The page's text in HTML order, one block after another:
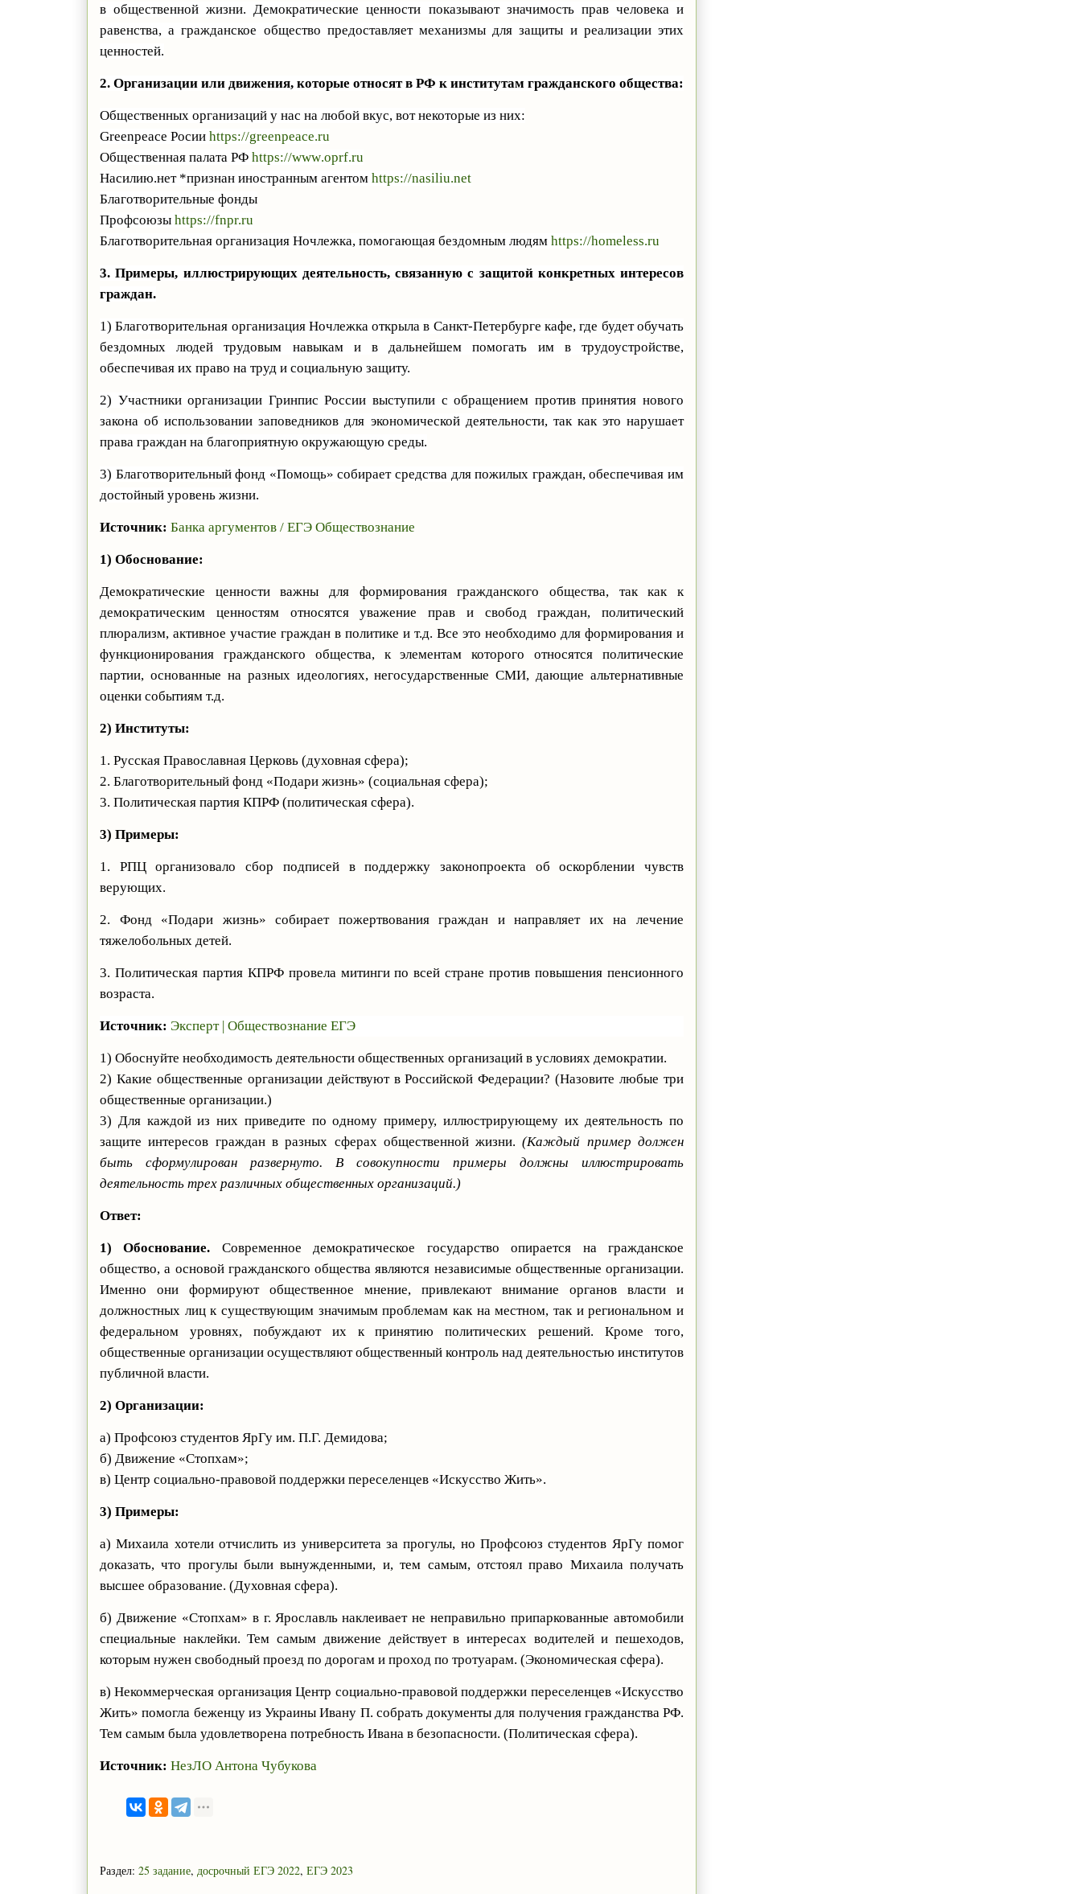
в общественной жизни. Демократические ценности показывают значимость прав человека и
равенства, а гражданское общество предоставляет механизмы для защиты и реализации этих
ценностей.
2. Организации или движения, которые относят в РФ к институтам гражданского общества:
Общественных организаций у нас на любой вкус, вот некоторые из них:
Greenpeace Росии https://greenpeace.ru
Общественная палата РФ https://www.oprf.ru
Насилию.нет *признан иностранным агентом https://nasiliu.net
Благотворительные фонды
Профсоюзы https://fnpr.ru
Благотворительная организация Ночлежка, помогающая бездомным людям https://homeless.ru
3. Примеры, иллюстрирующих деятельность, связанную с защитой конкретных интересов
граждан.
1) Благотворительная организация Ночлежка открыла в Санкт-Петербурге кафе, где будет обучать
бездомных людей трудовым навыкам и в дальнейшем помогать им в трудоустройстве,
обеспечивая их право на труд и социальную защиту.
2) Участники организации Гринпис России выступили с обращением против принятия нового
закона об использовании заповедников для экономической деятельности, так как это нарушает
права граждан на благоприятную окружающую среды.
3) Благотворительный фонд «Помощь» собирает средства для пожилых граждан, обеспечивая им
достойный уровень жизни.
Источник: Банка аргументов / ЕГЭ Обществознание
1) Обоснование:
Демократические ценности важны для формирования гражданского общества, так как к
демократическим ценностям относятся уважение прав и свобод граждан, политический
плюрализм, активное участие граждан в политике и т.д. Все это необходимо для формирования и
функционирования гражданского общества, к элементам которого относятся политические
партии, основанные на разных идеологиях, негосударственные СМИ, дающие альтернативные
оценки событиям т.д.
2) Институты:
1. Русская Православная Церковь (духовная сфера);
2. Благотворительный фонд «Подари жизнь» (социальная сфера);
3. Политическая партия КПРФ (политическая сфера).
3) Примеры:
1. РПЦ организовало сбор подписей в поддержку законопроекта об оскорблении чувств
верующих.
2. Фонд «Подари жизнь» собирает пожертвования граждан и направляет их на лечение
тяжелобольных детей.
3. Политическая партия КПРФ провела митинги по всей стране против повышения пенсионного
возраста.
Источник: Эксперт | Обществознание ЕГЭ
1) Обоснуйте необходимость деятельности общественных организаций в условиях демократии.
2) Какие общественные организации действуют в Российской Федерации? (Назовите любые три
общественные организации.)
3) Для каждой из них приведите по одному примеру, иллюстрирующему их деятельность по
защите интересов граждан в разных сферах общественной жизни.(Каждый пример должен
быть сформулирован развернуто. В совокупности примеры должны иллюстрировать
деятельность трех различных общественных организаций.)
Ответ:
1) Обоснование. Современное демократическое государство опирается на гражданское
общество, а основой гражданского общества являются независимые общественные организации.
Именно они формируют общественное мнение, привлекают внимание органов власти и
должностных лиц к существующим значимым проблемам как на местном, так и региональном и
федеральном уровнях, побуждают их к принятию политических решений. Кроме того,
общественные организации осуществляют общественный контроль над деятельностью институтов
публичной власти.
2) Организации:
а) Профсоюз студентов ЯрГу им. П.Г. Демидова;
б) Движение «Стопхам»;
в) Центр социально-правовой поддержки переселенцев «Искусство Жить».
3) Примеры:
а) Михаила хотели отчислить из университета за прогулы, но Профсоюз студентов ЯрГу помог
доказать, что прогулы были вынужденными, и, тем самым, отстоял право Михаила получать
высшее образование. (Духовная сфера).
б) Движение «Стопхам» в г. Ярославль наклеивает не неправильно припаркованные автомобили
специальные наклейки. Тем самым движение действует в интересах водителей и пешеходов,
которым нужен свободный проезд по дорогам и проход по тротуарам. (Экономическая сфера).
в) Некоммерческая организация Центр социально-правовой поддержки переселенцев «Искусство
Жить» помогла беженцу из Украины Ивану П. собрать документы для получения гражданства РФ.
Тем самым была удовлетворена потребность Ивана в безопасности. (Политическая сфера).
Источник: НезЛО Антона Чубукова
Раздел: 25 задание, досрочный ЕГЭ 2022, ЕГЭ 2023